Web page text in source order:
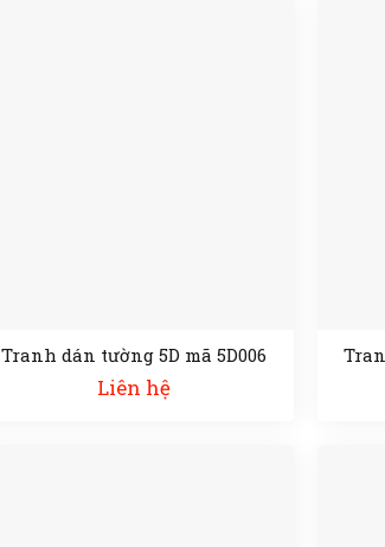
Tranh dán tường 5D mã 5D006
Liên hệ